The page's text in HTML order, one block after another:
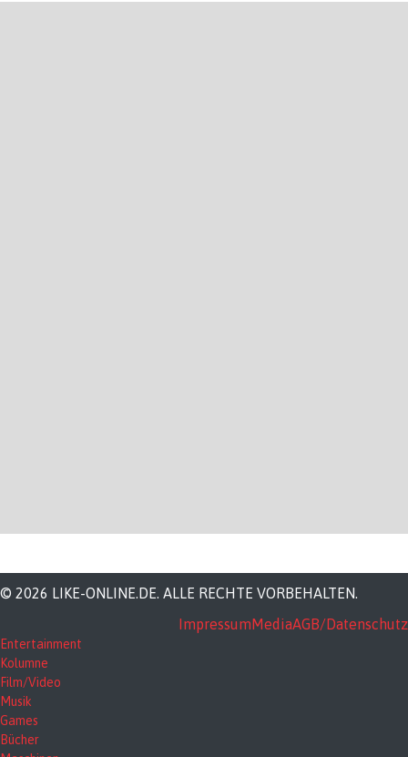
© 2026 LIKE-ONLINE.DE. ALLE RECHTE VORBEHALTEN.
ImpressumMediaAGB/Datenschutz
Entertainment
Kolumne
Film/Video
Musik
Games
Bücher